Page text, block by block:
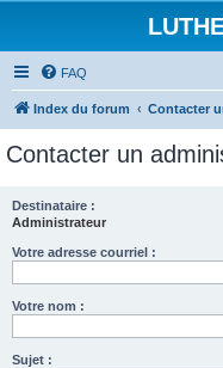
FAQ
Index du forum Contacter
Contacter un
Destinataire :
Administrateur
Votre adresse courriel :
Votre nom :
Sujet :